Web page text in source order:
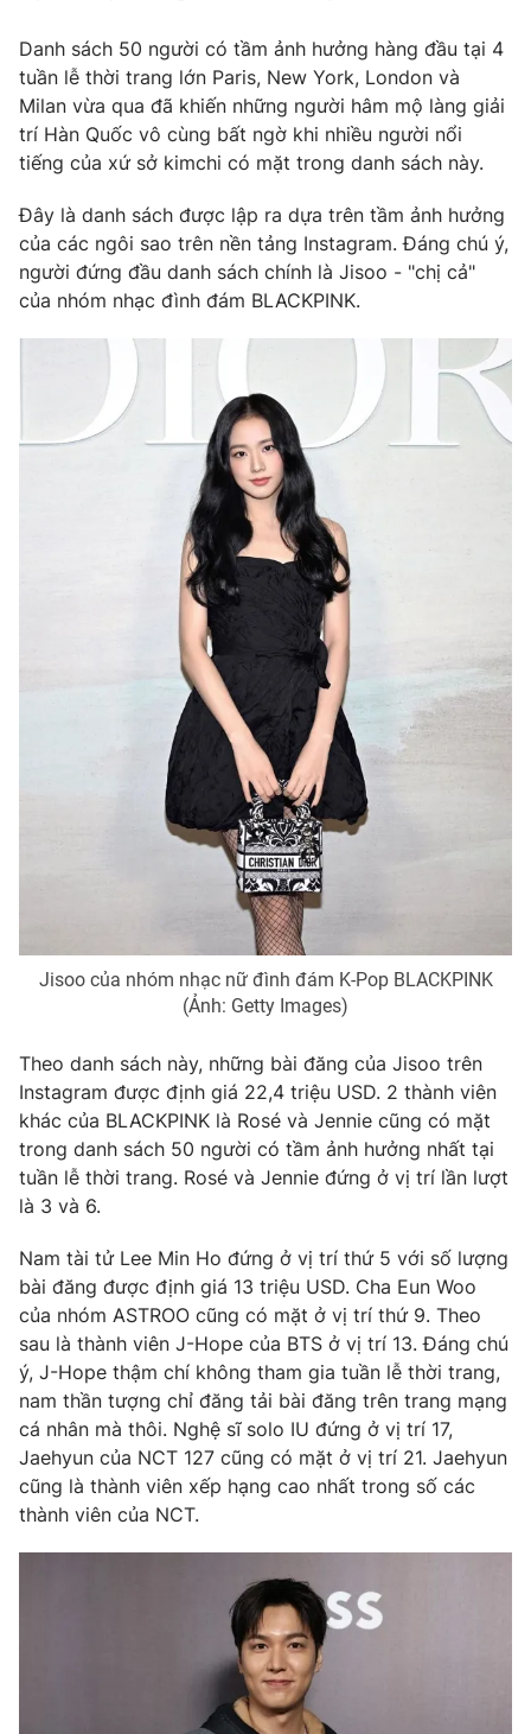
Tài chính
Thị trường
Góc doanh nghiệp
Truyền hình
Phim VTV
Nhân vật
Khán giả
Giải sao mai
Giải trí
Điện ảnh
Âm nhạc
Sao
Đời sống
Du lịch
Chất lượng cuộc sống
Giáo dục
Tuyển sinh
Học trực tuyến
Hitech Công nghệ tương lai
Giao lưu trực tuyến
Podcast
Infographic
Shorts video
VTV Thể thao
Bất động sản
Thị trường 24h Tấm lòng Việt
VTV4 Vươn mình bằng AI
VTV9 VTV8
Liên hệ tòa soạn English
THỜI BÁO VTV
Theo dõi báo trên
Cơ quan chủ quản:Đài Truyền hình Việt Nam
Vũ Thanh Thủy
Nguyễn Thị Mỹ Hạnh, Phạm Quốc Thắng,
024.38 355 931 - 024.38 355 932
Danh sách 50 người có tầm ảnh hưởng hàng đầu tại 4
tuần lễ thời trang lớn Paris, New York, London và
Milan vừa qua đã khiến những người hâm mộ làng giải
trí Hàn Quốc vô cùng bất ngờ khi nhiều người nổi
tiếng của xứ sở kimchi có mặt trong danh sách này.
Đây là danh sách được lập ra dựa trên tầm ảnh hưởng
của các ngôi sao trên nền tảng Instagram. Đáng chú ý,
người đứng đầu danh sách chính là Jisoo - "chị cả"
của nhóm nhạc đình đám BLACKPINK.
Jisoo của nhóm nhạc nữ đình đám K-Pop BLACKPINK
(Ảnh: Getty Images)
Theo danh sách này, những bài đăng của Jisoo trên
Instagram được định giá 22,4 triệu USD. 2 thành viên
khác của BLACKPINK là Rosé và Jennie cũng có mặt
trong danh sách 50 người có tầm ảnh hưởng nhất tại
tuần lễ thời trang. Rosé và Jennie đứng ở vị trí lần lượt
là 3 và 6.
Nam tài tử Lee Min Ho đứng ở vị trí thứ 5 với số lượng
bài đăng được định giá 13 triệu USD. Cha Eun Woo
của nhóm ASTROO cũng có mặt ở vị trí thứ 9. Theo
sau là thành viên J-Hope của BTS ở vị trí 13. Đáng chú
ý, J-Hope thậm chí không tham gia tuần lễ thời trang,
nam thần tượng chỉ đăng tải bài đăng trên trang mạng
cá nhân mà thôi. Nghệ sĩ solo IU đứng ở vị trí 17,
Jaehyun của NCT 127 cũng có mặt ở vị trí 21. Jaehyun
cũng là thành viên xếp hạng cao nhất trong số các
thành viên của NCT.